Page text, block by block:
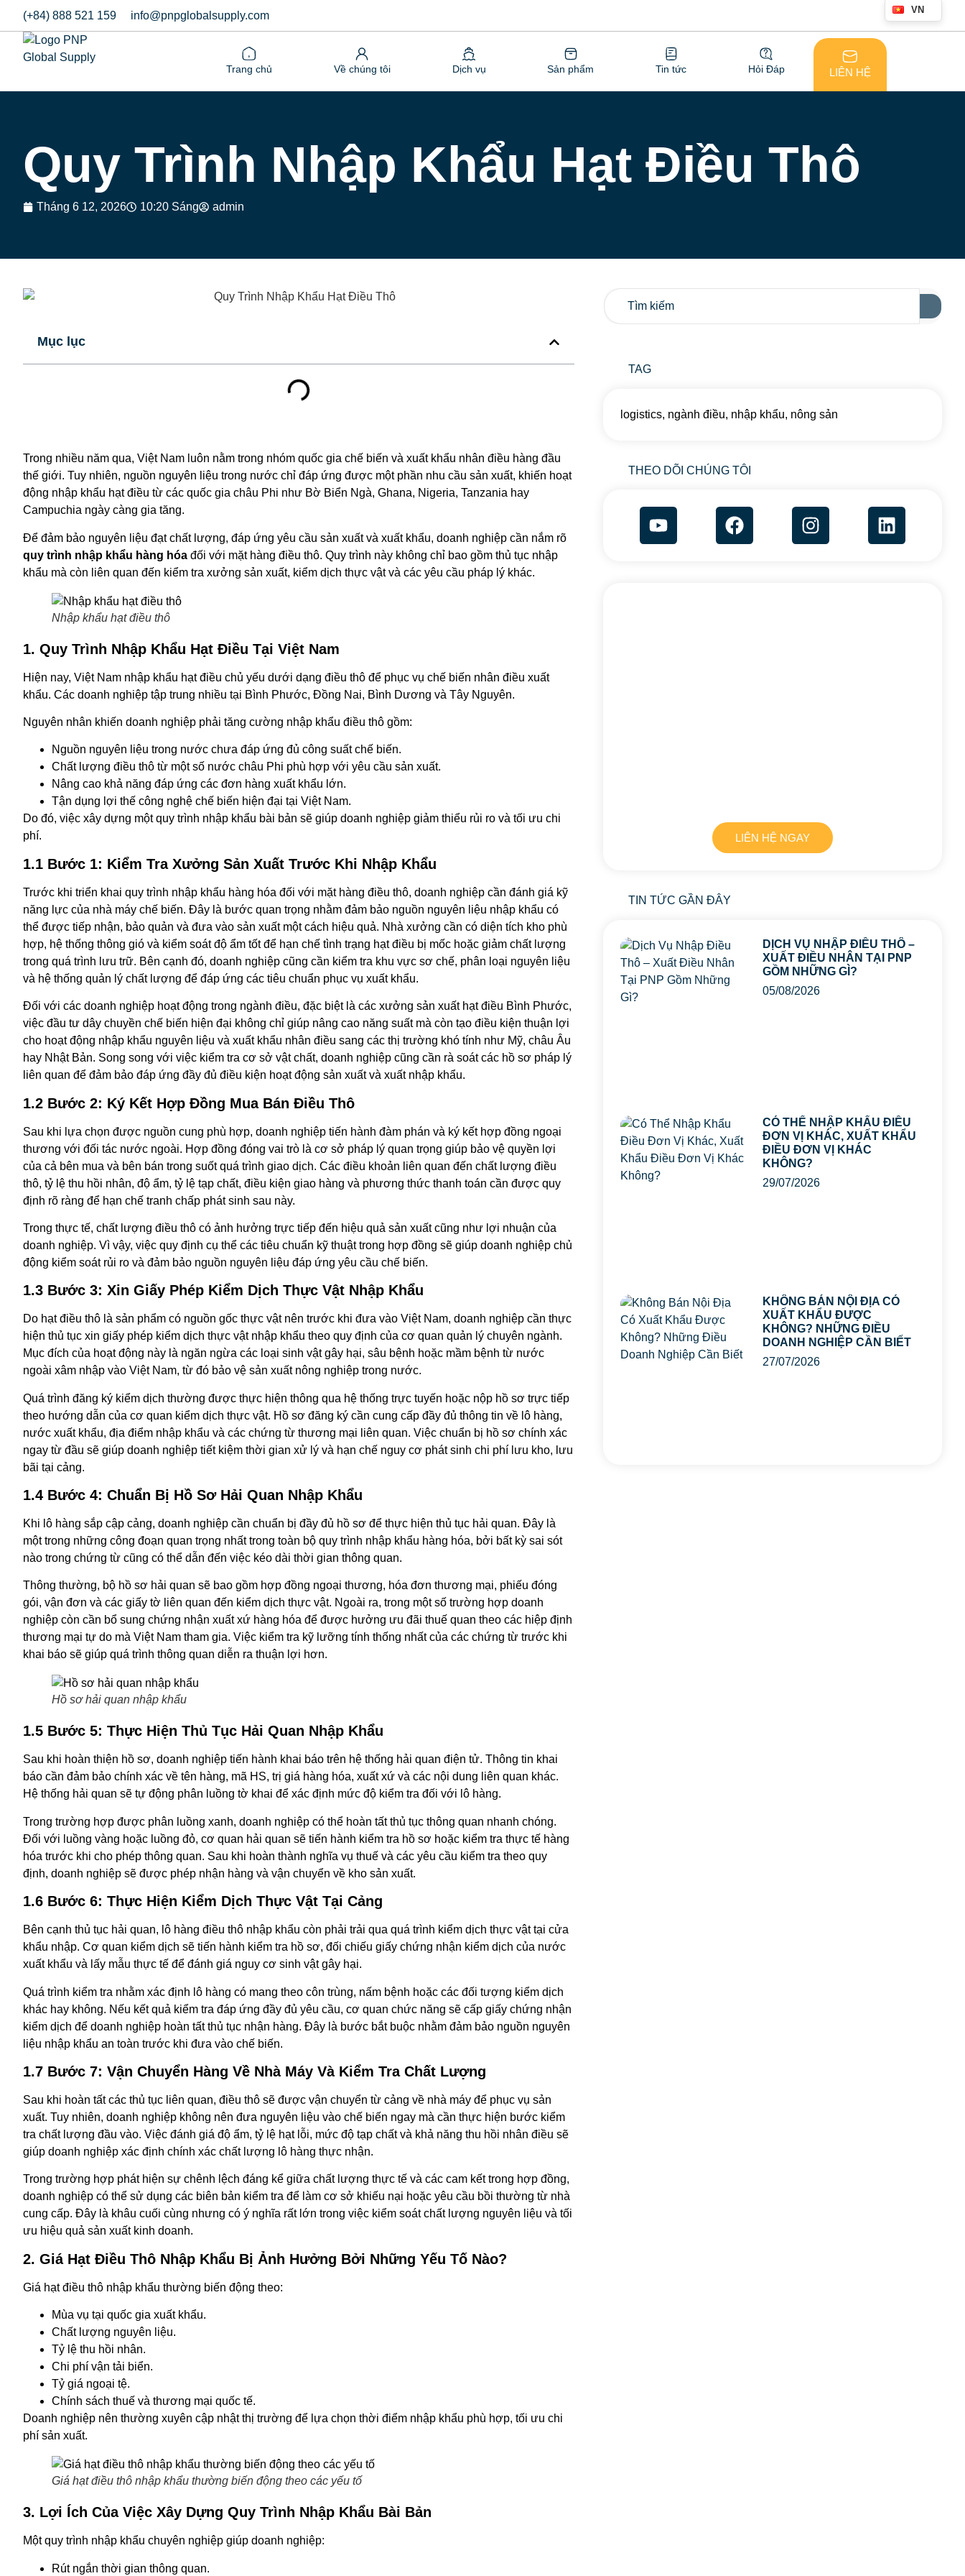
(+84) 888 521 159 info@pnpglobalsupply.com VN
Trang chủ Về chúng tôi Dịch vụ Sản phẩm Tin tức Hỏi Đáp LIÊN HỆ
Quy Trình Nhập Khẩu Hạt Điều Thô
Tháng 6 12, 2026 10:20 Sáng admin
Mục lục
Trong nhiều năm qua, Việt Nam luôn nằm trong nhóm quốc gia chế biến và xuất khẩu nhân điều hàng đầu
thế giới. Tuy nhiên, nguồn nguyên liệu trong nước chỉ đáp ứng được một phần nhu cầu sản xuất, khiến hoạt
động nhập khẩu hạt điều từ các quốc gia châu Phi như Bờ Biển Ngà, Ghana, Nigeria, Tanzania hay
Campuchia ngày càng gia tăng.
Để đảm bảo nguyên liệu đạt chất lượng, đáp ứng yêu cầu sản xuất và xuất khẩu, doanh nghiệp cần nắm rõ
quy trình nhập khẩu hàng hóa đối với mặt hàng điều thô. Quy trình này không chỉ bao gồm thủ tục nhập
khẩu mà còn liên quan đến kiểm tra xưởng sản xuất, kiểm dịch thực vật và các yêu cầu pháp lý khác.
Nhập khẩu hạt điều thô
1. Quy Trình Nhập Khẩu Hạt Điều Tại Việt Nam
Hiện nay, Việt Nam nhập khẩu hạt điều chủ yếu dưới dạng điều thô để phục vụ chế biến nhân điều xuất
khẩu. Các doanh nghiệp tập trung nhiều tại Bình Phước, Đồng Nai, Bình Dương và Tây Nguyên.
Nguyên nhân khiến doanh nghiệp phải tăng cường nhập khẩu điều thô gồm:
Nguồn nguyên liệu trong nước chưa đáp ứng đủ công suất chế biến.
Chất lượng điều thô từ một số nước châu Phi phù hợp với yêu cầu sản xuất.
Nâng cao khả năng đáp ứng các đơn hàng xuất khẩu lớn.
Tận dụng lợi thế công nghệ chế biến hiện đại tại Việt Nam.
Do đó, việc xây dựng một quy trình nhập khẩu bài bản sẽ giúp doanh nghiệp giảm thiểu rủi ro và tối ưu chi
phí.
1.1 Bước 1: Kiểm Tra Xưởng Sản Xuất Trước Khi Nhập Khẩu
Trước khi triển khai quy trình nhập khẩu hàng hóa đối với mặt hàng điều thô, doanh nghiệp cần đánh giá kỹ
năng lực của nhà máy chế biến. Đây là bước quan trọng nhằm đảm bảo nguồn nguyên liệu nhập khẩu có
thể được tiếp nhận, bảo quản và đưa vào sản xuất một cách hiệu quả. Nhà xưởng cần có diện tích kho phù
hợp, hệ thống thông gió và kiểm soát độ ẩm tốt để hạn chế tình trạng hạt điều bị mốc hoặc giảm chất lượng
trong quá trình lưu trữ. Bên cạnh đó, doanh nghiệp cũng cần kiểm tra khu vực sơ chế, phân loại nguyên liệu
và hệ thống quản lý chất lượng để đáp ứng các tiêu chuẩn phục vụ xuất khẩu.
Đối với các doanh nghiệp hoạt động trong ngành điều, đặc biệt là các xưởng sản xuất hạt điều Bình Phước,
việc đầu tư dây chuyền chế biến hiện đại không chỉ giúp nâng cao năng suất mà còn tạo điều kiện thuận lợi
cho hoạt động nhập khẩu nguyên liệu và xuất khẩu nhân điều sang các thị trường khó tính như Mỹ, châu Âu
hay Nhật Bản. Song song với việc kiểm tra cơ sở vật chất, doanh nghiệp cũng cần rà soát các hồ sơ pháp lý
liên quan để đảm bảo đáp ứng đầy đủ điều kiện hoạt động sản xuất và xuất nhập khẩu.
1.2 Bước 2: Ký Kết Hợp Đồng Mua Bán Điều Thô
Sau khi lựa chọn được nguồn cung phù hợp, doanh nghiệp tiến hành đàm phán và ký kết hợp đồng ngoại
thương với đối tác nước ngoài. Hợp đồng đóng vai trò là cơ sở pháp lý quan trọng giúp bảo vệ quyền lợi
của cả bên mua và bên bán trong suốt quá trình giao dịch. Các điều khoản liên quan đến chất lượng điều
thô, tỷ lệ thu hồi nhân, độ ẩm, tỷ lệ tạp chất, điều kiện giao hàng và phương thức thanh toán cần được quy
định rõ ràng để hạn chế tranh chấp phát sinh sau này.
Trong thực tế, chất lượng điều thô có ảnh hưởng trực tiếp đến hiệu quả sản xuất cũng như lợi nhuận của
doanh nghiệp. Vì vậy, việc quy định cụ thể các tiêu chuẩn kỹ thuật trong hợp đồng sẽ giúp doanh nghiệp chủ
động kiểm soát rủi ro và đảm bảo nguồn nguyên liệu đáp ứng yêu cầu chế biến.
1.3 Bước 3: Xin Giấy Phép Kiểm Dịch Thực Vật Nhập Khẩu
Do hạt điều thô là sản phẩm có nguồn gốc thực vật nên trước khi đưa vào Việt Nam, doanh nghiệp cần thực
hiện thủ tục xin giấy phép kiểm dịch thực vật nhập khẩu theo quy định của cơ quan quản lý chuyên ngành.
Mục đích của hoạt động này là ngăn ngừa các loại sinh vật gây hại, sâu bệnh hoặc mầm bệnh từ nước
ngoài xâm nhập vào Việt Nam, từ đó bảo vệ sản xuất nông nghiệp trong nước.
Quá trình đăng ký kiểm dịch thường được thực hiện thông qua hệ thống trực tuyến hoặc nộp hồ sơ trực tiếp
theo hướng dẫn của cơ quan kiểm dịch thực vật. Hồ sơ đăng ký cần cung cấp đầy đủ thông tin về lô hàng,
nước xuất khẩu, địa điểm nhập khẩu và các chứng từ thương mại liên quan. Việc chuẩn bị hồ sơ chính xác
ngay từ đầu sẽ giúp doanh nghiệp tiết kiệm thời gian xử lý và hạn chế nguy cơ phát sinh chi phí lưu kho, lưu
bãi tại cảng.
1.4 Bước 4: Chuẩn Bị Hồ Sơ Hải Quan Nhập Khẩu
Khi lô hàng sắp cập cảng, doanh nghiệp cần chuẩn bị đầy đủ hồ sơ để thực hiện thủ tục hải quan. Đây là
một trong những công đoạn quan trọng nhất trong toàn bộ quy trình nhập khẩu hàng hóa, bởi bất kỳ sai sót
nào trong chứng từ cũng có thể dẫn đến việc kéo dài thời gian thông quan.
Thông thường, bộ hồ sơ hải quan sẽ bao gồm hợp đồng ngoại thương, hóa đơn thương mại, phiếu đóng
gói, vận đơn và các giấy tờ liên quan đến kiểm dịch thực vật. Ngoài ra, trong một số trường hợp doanh
nghiệp còn cần bổ sung chứng nhận xuất xứ hàng hóa để được hưởng ưu đãi thuế quan theo các hiệp định
thương mại tự do mà Việt Nam tham gia. Việc kiểm tra kỹ lưỡng tính thống nhất của các chứng từ trước khi
khai báo sẽ giúp quá trình thông quan diễn ra thuận lợi hơn.
Hồ sơ hải quan nhập khẩu
1.5 Bước 5: Thực Hiện Thủ Tục Hải Quan Nhập Khẩu
Sau khi hoàn thiện hồ sơ, doanh nghiệp tiến hành khai báo trên hệ thống hải quan điện tử. Thông tin khai
báo cần đảm bảo chính xác về tên hàng, mã HS, trị giá hàng hóa, xuất xứ và các nội dung liên quan khác.
Hệ thống hải quan sẽ tự động phân luồng tờ khai để xác định mức độ kiểm tra đối với lô hàng.
Trong trường hợp được phân luồng xanh, doanh nghiệp có thể hoàn tất thủ tục thông quan nhanh chóng.
Đối với luồng vàng hoặc luồng đỏ, cơ quan hải quan sẽ tiến hành kiểm tra hồ sơ hoặc kiểm tra thực tế hàng
hóa trước khi cho phép thông quan. Sau khi hoàn thành nghĩa vụ thuế và các yêu cầu kiểm tra theo quy
định, doanh nghiệp sẽ được phép nhận hàng và vận chuyển về kho sản xuất.
1.6 Bước 6: Thực Hiện Kiểm Dịch Thực Vật Tại Cảng
Bên cạnh thủ tục hải quan, lô hàng điều thô nhập khẩu còn phải trải qua quá trình kiểm dịch thực vật tại cửa
khẩu nhập. Cơ quan kiểm dịch sẽ tiến hành kiểm tra hồ sơ, đối chiếu giấy chứng nhận kiểm dịch của nước
xuất khẩu và lấy mẫu thực tế để đánh giá nguy cơ sinh vật gây hại.
Quá trình kiểm tra nhằm xác định lô hàng có mang theo côn trùng, nấm bệnh hoặc các đối tượng kiểm dịch
khác hay không. Nếu kết quả kiểm tra đáp ứng đầy đủ yêu cầu, cơ quan chức năng sẽ cấp giấy chứng nhận
kiểm dịch để doanh nghiệp hoàn tất thủ tục nhận hàng. Đây là bước bắt buộc nhằm đảm bảo nguồn nguyên
liệu nhập khẩu an toàn trước khi đưa vào chế biến.
1.7 Bước 7: Vận Chuyển Hàng Về Nhà Máy Và Kiểm Tra Chất Lượng
Sau khi hoàn tất các thủ tục liên quan, điều thô sẽ được vận chuyển từ cảng về nhà máy để phục vụ sản
xuất. Tuy nhiên, doanh nghiệp không nên đưa nguyên liệu vào chế biến ngay mà cần thực hiện bước kiểm
tra chất lượng đầu vào. Việc đánh giá độ ẩm, tỷ lệ hạt lỗi, mức độ tạp chất và khả năng thu hồi nhân điều sẽ
giúp doanh nghiệp xác định chính xác chất lượng lô hàng thực nhận.
Trong trường hợp phát hiện sự chênh lệch đáng kể giữa chất lượng thực tế và các cam kết trong hợp đồng,
doanh nghiệp có thể sử dụng các biên bản kiểm tra để làm cơ sở khiếu nại hoặc yêu cầu bồi thường từ nhà
cung cấp. Đây là khâu cuối cùng nhưng có ý nghĩa rất lớn trong việc kiểm soát chất lượng nguyên liệu và tối
ưu hiệu quả sản xuất kinh doanh.
2. Giá Hạt Điều Thô Nhập Khẩu Bị Ảnh Hưởng Bởi Những Yếu Tố Nào?
Giá hạt điều thô nhập khẩu thường biến động theo:
Mùa vụ tại quốc gia xuất khẩu.
Chất lượng nguyên liệu.
Tỷ lệ thu hồi nhân.
Chi phí vận tải biển.
Tỷ giá ngoại tệ.
Chính sách thuế và thương mại quốc tế.
Doanh nghiệp nên thường xuyên cập nhật thị trường để lựa chọn thời điểm nhập khẩu phù hợp, tối ưu chi
phí sản xuất.
Giá hạt điều thô nhập khẩu thường biến động theo các yếu tố
3. Lợi Ích Của Việc Xây Dựng Quy Trình Nhập Khẩu Bài Bản
Một quy trình nhập khẩu chuyên nghiệp giúp doanh nghiệp:
Rút ngắn thời gian thông quan.
TAG
logistics, ngành điều, nhập khẩu, nông sản
THEO DÕI CHÚNG TÔI
LIÊN HỆ NGAY
TIN TỨC GẦN ĐÂY
DỊCH VỤ NHẬP ĐIỀU THÔ –
XUẤT ĐIỀU NHÂN TẠI PNP
GỒM NHỮNG GÌ?
05/08/2026
CÓ THỂ NHẬP KHẨU ĐIỀU
ĐƠN VỊ KHÁC, XUẤT KHẨU
ĐIỀU ĐƠN VỊ KHÁC
KHÔNG?
29/07/2026
KHÔNG BÁN NỘI ĐỊA CÓ
XUẤT KHẨU ĐƯỢC
KHÔNG? NHỮNG ĐIỀU
DOANH NGHIỆP CẦN BIẾT
27/07/2026